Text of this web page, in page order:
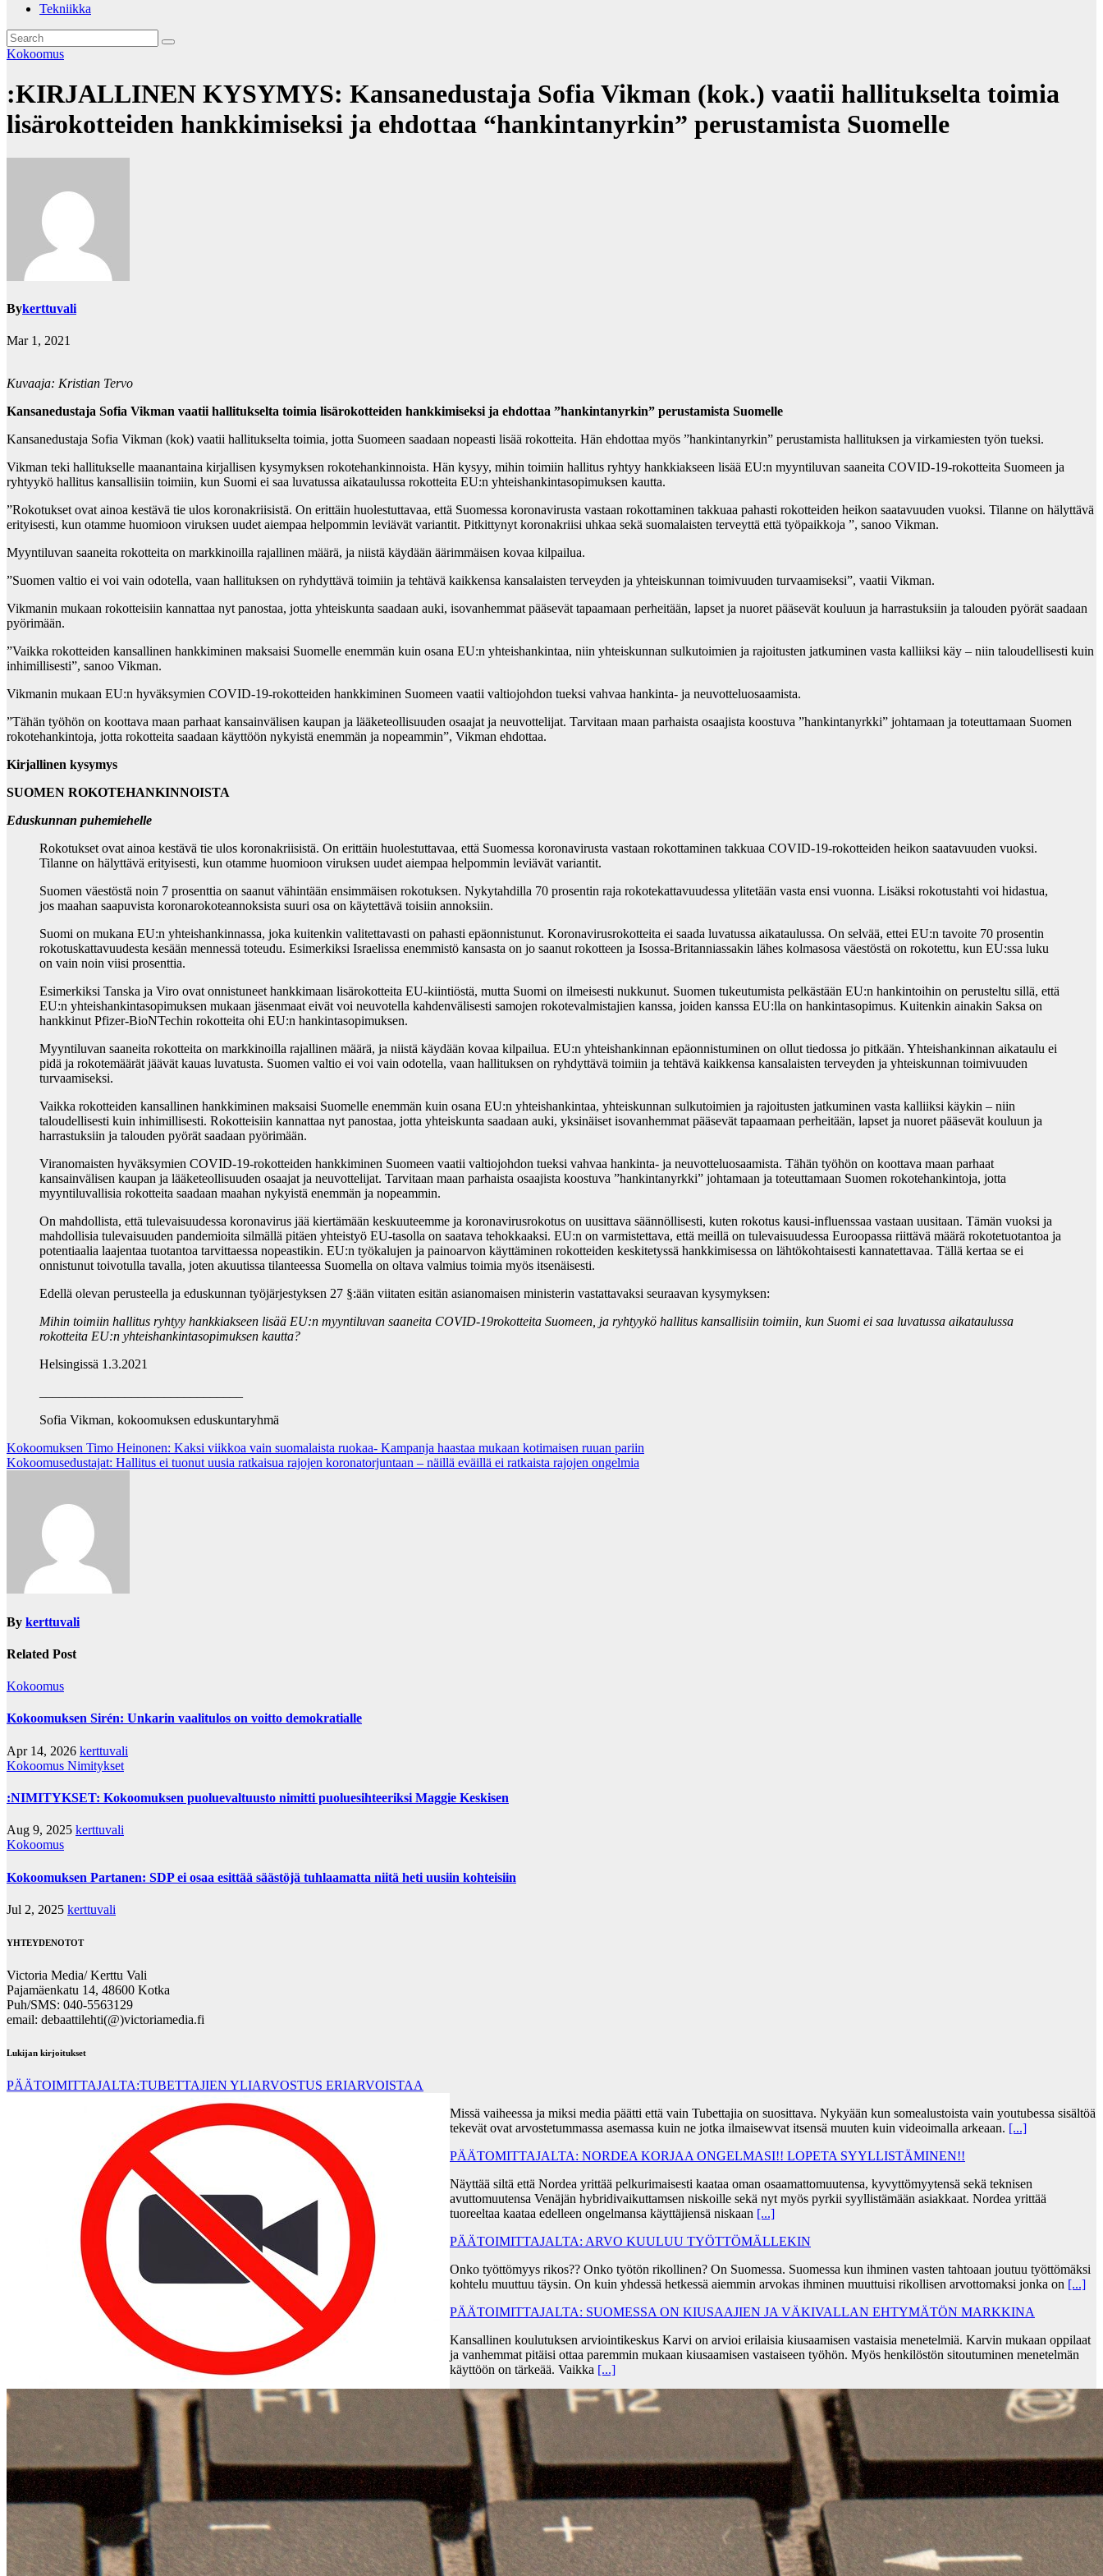
Tekniikka
Kokoomus
:KIRJALLINEN KYSYMYS: Kansanedustaja Sofia Vikman (kok.) vaatii hallitukselta toimia
lisärokotteiden hankkimiseksi ja ehdottaa “hankintanyrkin” perustamista Suomelle
Bykerttuvali
Mar 1, 2021
Kuvaaja: Kristian Tervo
Kansanedustaja Sofia Vikman vaatii hallitukselta toimia lisärokotteiden hankkimiseksi ja ehdottaa ”hankintanyrkin” perustamista Suomelle
Kansanedustaja Sofia Vikman (kok) vaatii hallitukselta toimia, jotta Suomeen saadaan nopeasti lisää rokotteita. Hän ehdottaa myös ”hankintanyrkin” perustamista hallituksen ja virkamiesten työn tueksi.
Vikman teki hallitukselle maanantaina kirjallisen kysymyksen rokotehankinnoista. Hän kysyy, mihin toimiin hallitus ryhtyy hankkiakseen lisää EU:n myyntiluvan saaneita COVID-19-rokotteita Suomeen ja
ryhtyykö hallitus kansallisiin toimiin, kun Suomi ei saa luvatussa aikataulussa rokotteita EU:n yhteishankintasopimuksen kautta.
”Rokotukset ovat ainoa kestävä tie ulos koronakriisistä. On erittäin huolestuttavaa, että Suomessa koronavirusta vastaan rokottaminen takkuaa pahasti rokotteiden heikon saatavuuden vuoksi. Tilanne on hälyttävä
erityisesti, kun otamme huomioon viruksen uudet aiempaa helpommin leviävät variantit. Pitkittynyt koronakriisi uhkaa sekä suomalaisten terveyttä että työpaikkoja ”, sanoo Vikman.
Myyntiluvan saaneita rokotteita on markkinoilla rajallinen määrä, ja niistä käydään äärimmäisen kovaa kilpailua.
”Suomen valtio ei voi vain odotella, vaan hallituksen on ryhdyttävä toimiin ja tehtävä kaikkensa kansalaisten terveyden ja yhteiskunnan toimivuuden turvaamiseksi”, vaatii Vikman.
Vikmanin mukaan rokotteisiin kannattaa nyt panostaa, jotta yhteiskunta saadaan auki, isovanhemmat pääsevät tapaamaan perheitään, lapset ja nuoret pääsevät kouluun ja harrastuksiin ja talouden pyörät saadaan
pyörimään.
”Vaikka rokotteiden kansallinen hankkiminen maksaisi Suomelle enemmän kuin osana EU:n yhteishankintaa, niin yhteiskunnan sulkutoimien ja rajoitusten jatkuminen vasta kalliiksi käy – niin taloudellisesti kuin
inhimillisesti”, sanoo Vikman.
Vikmanin mukaan EU:n hyväksymien COVID-19-rokotteiden hankkiminen Suomeen vaatii valtiojohdon tueksi vahvaa hankinta- ja neuvotteluosaamista.
”Tähän työhön on koottava maan parhaat kansainvälisen kaupan ja lääketeollisuuden osaajat ja neuvottelijat. Tarvitaan maan parhaista osaajista koostuva ”hankintanyrkki” johtamaan ja toteuttamaan Suomen
rokotehankintoja, jotta rokotteita saadaan käyttöön nykyistä enemmän ja nopeammin”, Vikman ehdottaa.
Kirjallinen kysymys
SUOMEN ROKOTEHANKINNOISTA
Eduskunnan puhemiehelle
Rokotukset ovat ainoa kestävä tie ulos koronakriisistä. On erittäin huolestuttavaa, että Suomessa koronavirusta vastaan rokottaminen takkuaa COVID-19-rokotteiden heikon saatavuuden vuoksi.
Tilanne on hälyttävä erityisesti, kun otamme huomioon viruksen uudet aiempaa helpommin leviävät variantit.
Suomen väestöstä noin 7 prosenttia on saanut vähintään ensimmäisen rokotuksen. Nykytahdilla 70 prosentin raja rokotekattavuudessa ylitetään vasta ensi vuonna. Lisäksi rokotustahti voi hidastua,
jos maahan saapuvista koronarokoteannoksista suuri osa on käytettävä toisiin annoksiin.
Suomi on mukana EU:n yhteishankinnassa, joka kuitenkin valitettavasti on pahasti epäonnistunut. Koronavirusrokotteita ei saada luvatussa aikataulussa. On selvää, ettei EU:n tavoite 70 prosentin
rokotuskattavuudesta kesään mennessä toteudu. Esimerkiksi Israelissa enemmistö kansasta on jo saanut rokotteen ja Isossa-Britanniassakin lähes kolmasosa väestöstä on rokotettu, kun EU:ssa luku
on vain noin viisi prosenttia.
Esimerkiksi Tanska ja Viro ovat onnistuneet hankkimaan lisärokotteita EU-kiintiöstä, mutta Suomi on ilmeisesti nukkunut. Suomen tukeutumista pelkästään EU:n hankintoihin on perusteltu sillä, että
EU:n yhteishankintasopimuksen mukaan jäsenmaat eivät voi neuvotella kahdenvälisesti samojen rokotevalmistajien kanssa, joiden kanssa EU:lla on hankintasopimus. Kuitenkin ainakin Saksa on
hankkinut Pfizer-BioNTechin rokotteita ohi EU:n hankintasopimuksen.
Myyntiluvan saaneita rokotteita on markkinoilla rajallinen määrä, ja niistä käydään kovaa kilpailua. EU:n yhteishankinnan epäonnistuminen on ollut tiedossa jo pitkään. Yhteishankinnan aikataulu ei
pidä ja rokotemäärät jäävät kauas luvatusta. Suomen valtio ei voi vain odotella, vaan hallituksen on ryhdyttävä toimiin ja tehtävä kaikkensa kansalaisten terveyden ja yhteiskunnan toimivuuden
turvaamiseksi.
Vaikka rokotteiden kansallinen hankkiminen maksaisi Suomelle enemmän kuin osana EU:n yhteishankintaa, yhteiskunnan sulkutoimien ja rajoitusten jatkuminen vasta kalliiksi käykin – niin
taloudellisesti kuin inhimillisesti. Rokotteisiin kannattaa nyt panostaa, jotta yhteiskunta saadaan auki, yksinäiset isovanhemmat pääsevät tapaamaan perheitään, lapset ja nuoret pääsevät kouluun ja
harrastuksiin ja talouden pyörät saadaan pyörimään.
Viranomaisten hyväksymien COVID-19-rokotteiden hankkiminen Suomeen vaatii valtiojohdon tueksi vahvaa hankinta- ja neuvotteluosaamista. Tähän työhön on koottava maan parhaat
kansainvälisen kaupan ja lääketeollisuuden osaajat ja neuvottelijat. Tarvitaan maan parhaista osaajista koostuva ”hankintanyrkki” johtamaan ja toteuttamaan Suomen rokotehankintoja, jotta
myyntiluvallisia rokotteita saadaan maahan nykyistä enemmän ja nopeammin.
On mahdollista, että tulevaisuudessa koronavirus jää kiertämään keskuuteemme ja koronavirusrokotus on uusittava säännöllisesti, kuten rokotus kausi-influenssaa vastaan uusitaan. Tämän vuoksi ja
mahdollisia tulevaisuuden pandemioita silmällä pitäen yhteistyö EU-tasolla on saatava tehokkaaksi. EU:n on varmistettava, että meillä on tulevaisuudessa Euroopassa riittävä määrä rokotetuotantoa ja
potentiaalia laajentaa tuotantoa tarvittaessa nopeastikin. EU:n työkalujen ja painoarvon käyttäminen rokotteiden keskitetyssä hankkimisessa on lähtökohtaisesti kannatettavaa. Tällä kertaa se ei
onnistunut toivotulla tavalla, joten akuutissa tilanteessa Suomella on oltava valmius toimia myös itsenäisesti.
Edellä olevan perusteella ja eduskunnan työjärjestyksen 27 §:ään viitaten esitän asianomaisen ministerin vastattavaksi seuraavan kysymyksen:
Mihin toimiin hallitus ryhtyy hankkiakseen lisää EU:n myyntiluvan saaneita COVID-19rokotteita Suomeen, ja ryhtyykö hallitus kansallisiin toimiin, kun Suomi ei saa luvatussa aikataulussa
rokotteita EU:n yhteishankintasopimuksen kautta?
Helsingissä 1.3.2021
Sofia Vikman, kokoomuksen eduskuntaryhmä
Post
navigation
Kokoomuksen Timo Heinonen: Kaksi viikkoa vain suomalaista ruokaa- Kampanja haastaa mukaan kotimaisen ruuan pariin
Kokoomusedustajat: Hallitus ei tuonut uusia ratkaisua rajojen koronatorjuntaan – näillä eväillä ei ratkaista rajojen ongelmia
By kerttuvali
Related Post
Kokoomus
Kokoomuksen Sirén: Unkarin vaalitulos on voitto demokratialle
Apr 14, 2026 kerttuvali
Kokoomus Nimitykset
:NIMITYKSET: Kokoomuksen puoluevaltuusto nimitti puoluesihteeriksi Maggie Keskisen
Aug 9, 2025 kerttuvali
Kokoomus
Kokoomuksen Partanen: SDP ei osaa esittää säästöjä tuhlaamatta niitä heti uusiin kohteisiin
Jul 2, 2025 kerttuvali
YHTEYDENOTOT
Victoria Media/ Kerttu Vali
Pajamäenkatu 14, 48600 Kotka
Puh/SMS: 040-5563129
email: debaattilehti(@)victoriamedia.fi
Lukijan kirjoitukset
PÄÄTOIMITTAJALTA:TUBETTAJIEN YLIARVOSTUS ERIARVOISTAA
Missä vaiheessa ja miksi media päätti että vain Tubettajia on suosittava. Nykyään kun somealustoista vain youtubessa sisältöä
tekevät ovat arvostetummassa asemassa kuin ne jotka ilmaisewvat itsensä muuten kuin videoimalla arkeaan. [...]
PÄÄTOMITTAJALTA: NORDEA KORJAA ONGELMASI!! LOPETA SYYLLISTÄMINEN!!
Näyttää siltä että Nordea yrittää pelkurimaisesti kaataa oman osaamattomuutensa, kyvyttömyytensä sekä teknisen
avuttomuutensa Venäjän hybridivaikuttamsen niskoille sekä nyt myös pyrkii syyllistämään asiakkaat. Nordea yrittää
tuoreeltaa kaataa edelleen ongelmansa käyttäjiensä niskaan [...]
PÄÄTOIMITTAJALTA: ARVO KUULUU TYÖTTÖMÄLLEKIN
Onko työttömyys rikos?? Onko työtön rikollinen? On Suomessa. Suomessa kun ihminen vasten tahtoaan joutuu työttömäksi
kohtelu muuttuu täysin. On kuin yhdessä hetkessä aiemmin arvokas ihminen muuttuisi rikollisen arvottomaksi jonka on [...]
PÄÄTOIMITTAJALTA: SUOMESSA ON KIUSAAJIEN JA VÄKIVALLAN EHTYMÄTÖN MARKKINA
Kansallinen koulutuksen arviointikeskus Karvi on arvioi erilaisia kiusaamisen vastaisia menetelmiä. Karvin mukaan oppilaat
ja vanhemmat pitäisi ottaa paremmin mukaan kiusaamisen vastaiseen työhön. Myös henkilöstön sitoutuminen menetelmän
käyttöön on tärkeää. Vaikka [...]